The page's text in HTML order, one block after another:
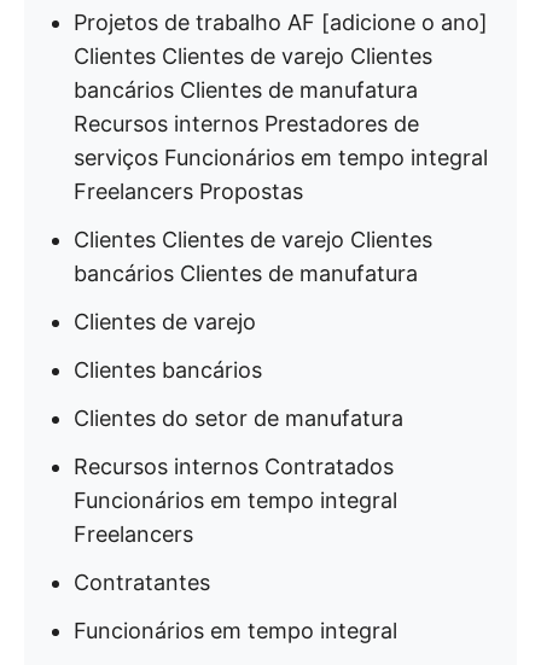
Projetos de trabalho AF [adicione o ano]
Clientes Clientes de varejo Clientes
bancários Clientes de manufatura
Recursos internos Prestadores de
serviços Funcionários em tempo integral
Freelancers Propostas
Clientes Clientes de varejo Clientes
bancários Clientes de manufatura
Clientes de varejo
Clientes bancários
Clientes do setor de manufatura
Recursos internos Contratados
Funcionários em tempo integral
Freelancers
Contratantes
Funcionários em tempo integral